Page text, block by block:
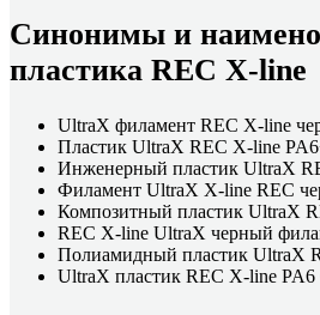
Синонимы и
пластика REC X-line
UltraX филамент REC X-line
Пластик UltraX REC X-line
Инженерный пластик UltraX
Филамент UltraX X-line REC
Композитный пластик UltraX
REC X-line UltraX черный
Полиамидный пластик UltraX
UltraX пластик REC X-line